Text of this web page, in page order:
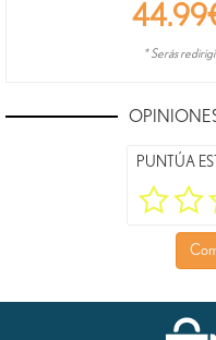
44.99
* Serás
PUNTÚA